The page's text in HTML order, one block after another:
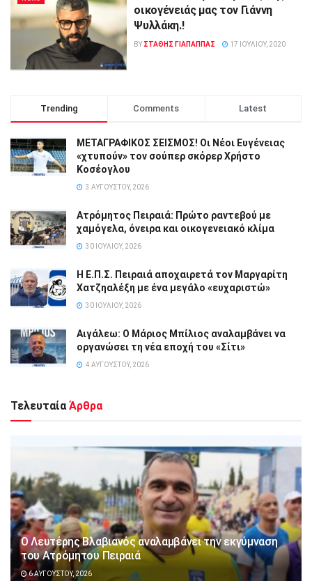
οικογένειάς μας τον Γιάννη
Ψυλλάκη.!
BY ΣΤΑΘΗΣ ΓΊΑΠΑΠΠΑΣ 17 ΙΟΥΛΊΟΥ, 2020
Trending Comments Latest
ΜΕΤΑΓΡΑΦΙΚΟΣ ΣΕΙΣΜΟΣ! Οι Νέοι Ευγένειας
«χτυπούν» τον σούπερ σκόρερ Χρήστο
Κοσέογλου
3 ΑΥΓΟΎΣΤΟΥ, 2026
Ατρόμητος Πειραιά: Πρώτο ραντεβού με
χαμόγελα, όνειρα και οικογενειακό κλίμα
30 ΙΟΥΛΊΟΥ, 2026
Η Ε.Π.Σ. Πειραιά αποχαιρετά τον Μαργαρίτη
Χατζηαλέξη με ένα μεγάλο «ευχαριστώ»
30 ΙΟΥΛΊΟΥ, 2026
Αιγάλεω: Ο Μάριος Μπίλιος αναλαμβάνει να
οργανώσει τη νέα εποχή του «Σίτι»
4 ΑΥΓΟΎΣΤΟΥ, 2026
Τελευταία Άρθρα
Ο Λευτέρης Βλαβιανός αναλαμβάνει την εκγύμναση
του Ατρόμητου Πειραιά
6 ΑΥΓΟΎΣΤΟΥ, 2026